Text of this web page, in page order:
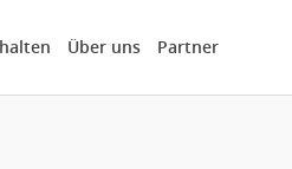
Über uns Partner